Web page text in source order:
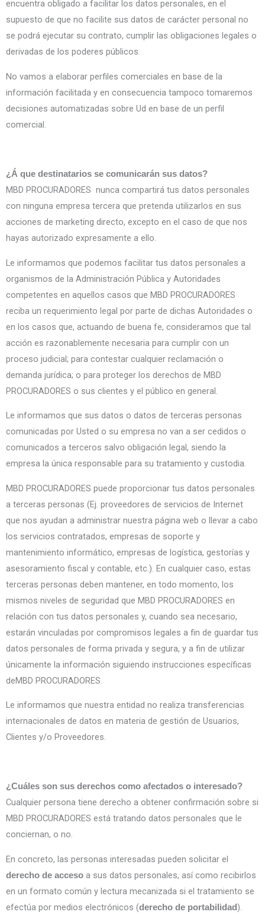
encuentra obligado a facilitar los datos personales, en el
supuesto de que no facilite sus datos de carácter personal no
se podrá ejecutar su contrato, cumplir las obligaciones legales o
derivadas de los poderes públicos.
No vamos a elaborar perfiles comerciales en base de la
información facilitada y en consecuencia tampoco tomaremos
decisiones automatizadas sobre Ud en base de un perfil
comercial.
¿Á que destinatarios se comunicarán sus datos?
MBD PROCURADORES nunca compartirá tus datos personales
con ninguna empresa tercera que pretenda utilizarlos en sus
acciones de marketing directo, excepto en el caso de que nos
hayas autorizado expresamente a ello.
Le informamos que podemos facilitar tus datos personales a
organismos de la Administración Pública y Autoridades
competentes en aquellos casos que MBD PROCURADORES
reciba un requerimiento legal por parte de dichas Autoridades o
en los casos que, actuando de buena fe, consideramos que tal
acción es razonablemente necesaria para cumplir con un
proceso judicial; para contestar cualquier reclamación o
demanda jurídica; o para proteger los derechos de MBD
PROCURADORES o sus clientes y el público en general.
Le informamos que sus datos o datos de terceras personas
comunicadas por Usted o su empresa no van a ser cedidos o
comunicados a terceros salvo obligación legal, siendo la
empresa la única responsable para su tratamiento y custodia.
MBD PROCURADORES puede proporcionar tus datos personales
a terceras personas (Ej. proveedores de servicios de Internet
que nos ayudan a administrar nuestra página web o llevar a cabo
los servicios contratados, empresas de soporte y
mantenimiento informático, empresas de logística, gestorías y
asesoramiento fiscal y contable, etc.). En cualquier caso, estas
terceras personas deben mantener, en todo momento, los
mismos niveles de seguridad que MBD PROCURADORES en
relación con tus datos personales y, cuando sea necesario,
estarán vinculadas por compromisos legales a fin de guardar tus
datos personales de forma privada y segura, y a fin de utilizar
únicamente la información siguiendo instrucciones específicas
deMBD PROCURADORES.
Le informamos que nuestra entidad no realiza transferencias
internacionales de datos en materia de gestión de Usuarios,
Clientes y/o Proveedores.
¿Cuáles son sus derechos como afectados o interesado?
Cualquier persona tiene derecho a obtener confirmación sobre si
MBD PROCURADORES está tratando datos personales que le
conciernan, o no.
En concreto, las personas interesadas pueden solicitar el
derecho de acceso a sus datos personales, así como recibirlos
en un formato común y lectura mecanizada si el tratamiento se
efectúa por medios electrónicos (derecho de portabilidad).